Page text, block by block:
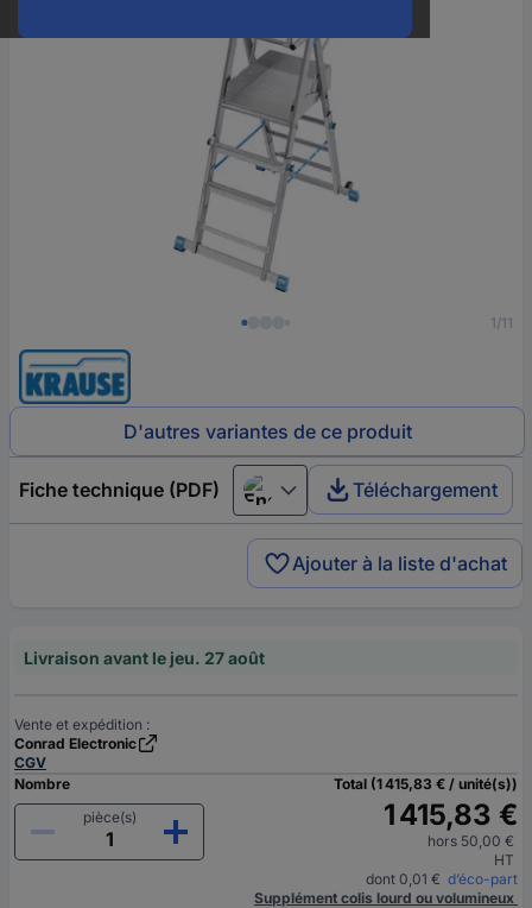
1/11
D'autres variantes de ce produit
Fiche technique (PDF) English Téléchargement
Ajouter à la liste d'achat
Livraison avant le jeu. 27 août
Vente et expédition :
Conrad Electronic
CGV
Nombre
pièce(s)
Total (1 415,83 € / unité(s))
1 415,83 €
hors 50,00 €
HT
dont 0,01 € d’éco-part
Supplément colis lourd ou volumineux